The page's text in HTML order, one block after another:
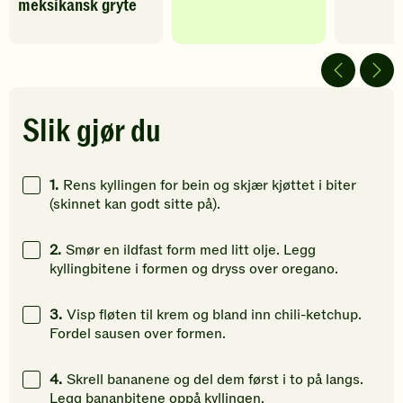
har
Klikk
for
gi
din
vurdering.
meksikansk gryte
5
din
vurdering.
av
5
din
Slik gjør du
1. Rens kyllingen for bein og skjær kjøttet i biter
(skinnet kan godt sitte på).
2. Smør en ildfast form med litt olje. Legg
kyllingbitene i formen og dryss over oregano.
3. Visp fløten til krem og bland inn chili-ketchup.
Fordel sausen over formen.
4. Skrell bananene og del dem først i to på langs.
Legg bananbitene oppå kyllingen.